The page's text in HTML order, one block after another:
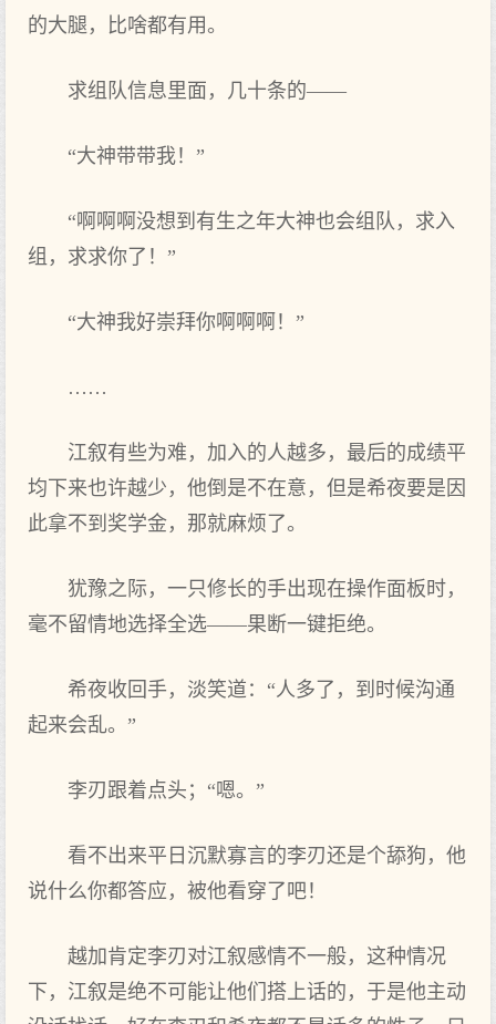
的大腿，比啥都有用。
求组队信息里面，几十条的——
“大神带带我！”
“啊啊啊没想到有生之年大神也会组队，求入
组，求求你了！”
“大神我好崇拜你啊啊啊！”
……
江叙有些为难，加入的人越多，最后的成绩平
均下来也许越少，他倒是不在意，但是希夜要是因
此拿不到奖学金，那就麻烦了。
犹豫之际，一只修长的手出现在操作面板时，
毫不留情地选择全选——果断一键拒绝。
希夜收回手，淡笑道：“人多了，到时候沟通
起来会乱。”
李刃跟着点头；“嗯。”
看不出来平日沉默寡言的李刃还是个舔狗，他
说什么你都答应，被他看穿了吧！
越加肯定李刃对江叙感情不一般，这种情况
下，江叙是绝不可能让他们搭上话的，于是他主动